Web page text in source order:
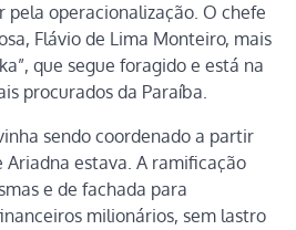
pela operacionalização. O chefe
Flávio de Lima Monteiro, mais
que segue foragido e está na
procurados da Paraíba.
sendo coordenado a partir
Ariadna estava. A ramificação
e de fachada para
milionários, sem lastro